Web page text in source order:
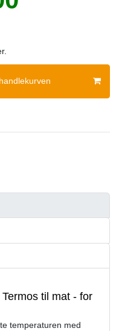
til mat - for
temperaturen med